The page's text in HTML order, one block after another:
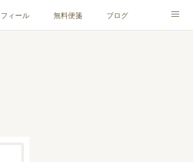
ィール 無料便箋 ブログ